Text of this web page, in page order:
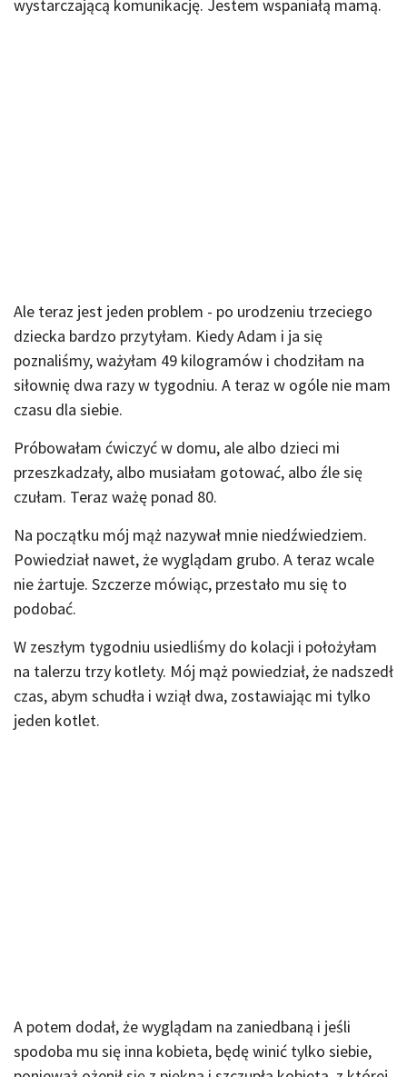
wystarczającą komunikację. Jestem wspaniałą mamą.
Ale teraz jest jeden problem - po urodzeniu trzeciego
dziecka bardzo przytyłam. Kiedy Adam i ja się
poznaliśmy, ważyłam 49 kilogramów i chodziłam na
siłownię dwa razy w tygodniu. A teraz w ogóle nie mam
czasu dla siebie.
Próbowałam ćwiczyć w domu, ale albo dzieci mi
przeszkadzały, albo musiałam gotować, albo źle się
czułam. Teraz ważę ponad 80.
Na początku mój mąż nazywał mnie niedźwiedziem.
Powiedział nawet, że wyglądam grubo. A teraz wcale
nie żartuje. Szczerze mówiąc, przestało mu się to
podobać.
W zeszłym tygodniu usiedliśmy do kolacji i położyłam
na talerzu trzy kotlety. Mój mąż powiedział, że nadszedł
czas, abym schudła i wziął dwa, zostawiając mi tylko
jeden kotlet.
A potem dodał, że wyglądam na zaniedbaną i jeśli
spodoba mu się inna kobieta, będę winić tylko siebie,